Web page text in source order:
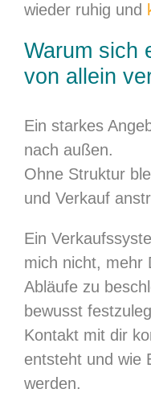
wieder ruhig und
Warum sich
von allein
Ein starkes
nach außen.
Ohne Struktur
und Verkauf
Ein
mich nicht, mehr
Abläufe zu
bewusst
Kontakt mit dir
entsteht und wie
werden.